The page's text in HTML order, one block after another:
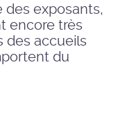
des exposants,
encore très
des accueils
du